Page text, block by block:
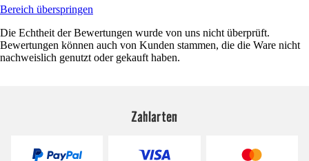
Bereich überspringen
Die Echtheit der Bewertungen wurde von uns nicht überprüft.
Bewertungen können auch von Kunden stammen, die die Ware nicht
nachweislich genutzt oder gekauft haben.
Zahlarten